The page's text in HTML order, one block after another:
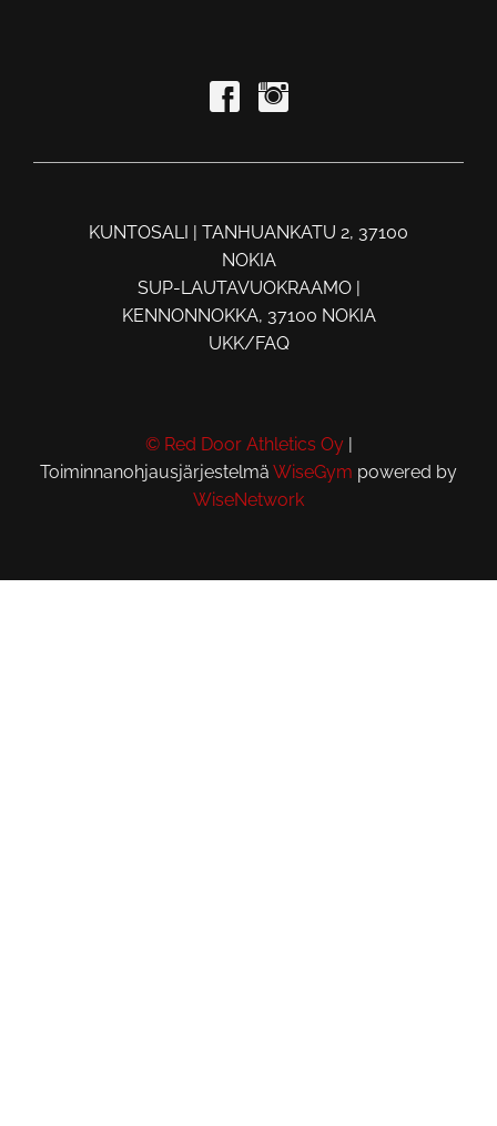
KUNTOSALI | TANHUANKATU 2, 37100
NOKIA
SUP-LAUTAVUOKRAAMO |
KENNONNOKKA, 37100 NOKIA
UKK/FAQ
© Red Door Athletics Oy|
Toiminnanohjausjärjestelmä WiseGym powered by
WiseNetwork